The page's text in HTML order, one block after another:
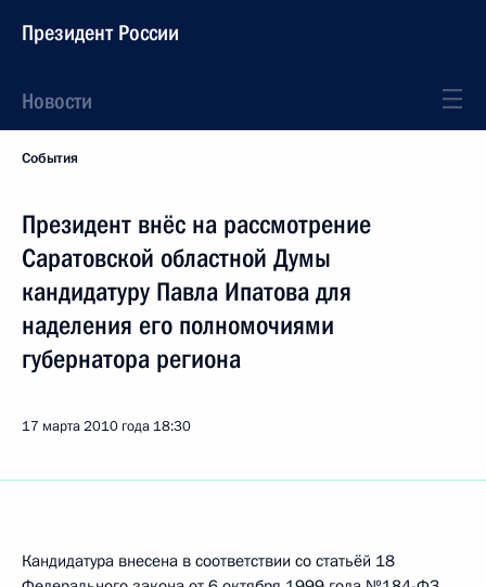
Президент России
Новости
События
Президент внёс на рассмотрение
Саратовской областной Думы
кандидатуру Павла Ипатова для
наделения его полномочиями
губернатора региона
17 марта 2010 года 18:30
Кандидатура внесена в соответствии со статьёй 18